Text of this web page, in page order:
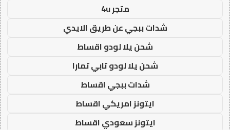
متجر 4u
شدات ببجي عن طريق الايدي
شحن يلا لودو اقساط
شحن يلا لودو تابي تمارا
شدات ببجي اقساط
ايتونز امريكي اقساط
ايتونز سعودي اقساط